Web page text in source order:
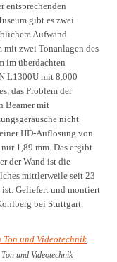
entsprechenden
gibt es zwei
Aufwand
mit zwei Tonanlagen des
im überdachten
L1300U mit 8.000
das Problem der
Beamer mit
nicht
HD-Auflösung von
1,89 mm. Das ergibt
der Wand ist die
mittlerweile seit 23
Geliefert und montiert
bei Stuttgart.
und Videotechnik